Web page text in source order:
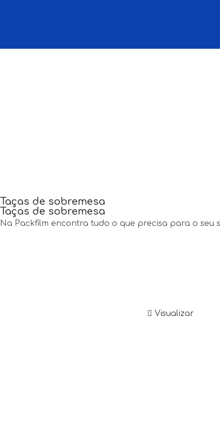
Taças de sobremesa
Taças de sobremesa
Na Packfilm encontra tudo o que precisa para o seu
Visualizar